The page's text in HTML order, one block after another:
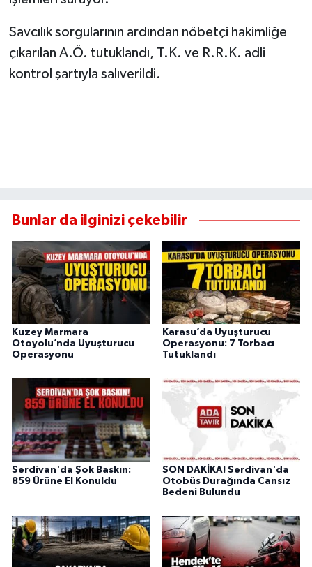
Savcılık sorgularının ardından nöbetçi hakimliğe
çıkarılan A.Ö. tutuklandı, T.K. ve R.R.K. adli
kontrol şartıyla salıverildi.
Bunlar da ilginizi çekebilir
Kuzey Marmara
Otoyolu’nda Uyuşturucu
Operasyonu
Karasu’da Uyuşturucu
Operasyonu: 7 Torbacı
Tutuklandı
Serdivan'da Şok Baskın:
859 Ürüne El Konuldu
SON DAKİKA! Serdivan'da
Otobüs Durağında Cansız
Bedeni Bulundu